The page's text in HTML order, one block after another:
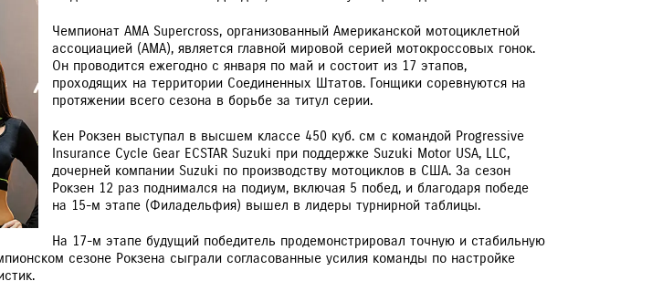
JIMNY
ТО СЕРВИСНЫЕ КАМПАНИИ
Чемпионат AMA Supercross, организованный Американской мотоциклетной
ассоциацией (AMA), является главной мировой серией мотокроссовых гонок.
Он проводится ежегодно с января по май и состоит из 17 этапов,
проходящих на территории Соединенных Штатов. Гонщики соревнуются на
протяжении всего сезона в борьбе за титул серии.
Кен Рокзен выступал в высшем классе 450 куб. см с командой Progressive
Insurance Cycle Gear ECSTAR Suzuki при поддержке Suzuki Motor USA, LLC,
дочерней компании Suzuki по производству мотоциклов в США. За сезон
Рокзен 12 раз поднимался на подиум, включая 5 побед, и благодаря победе
на 15-м этапе (Филадельфия) вышел в лидеры турнирной таблицы.
На 17-м этапе будущий победитель продемонстрировал точную и стабильную
сезоне Рокзена сыграли согласованные усилия команды по настройке